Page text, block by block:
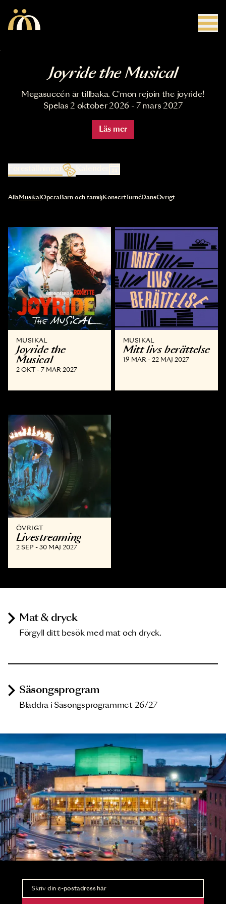
Joyride the Musical
Megasuccén är tillbaka. C'mon rejoin the joyride!
Spelas 2 oktober 2026 - 7 mars 2027
Läs mer
Kalender
Val av kategori uppdaterar innehållet automatiskt
AllaMusikal OperaBarn och familjKonsertTurnéDansÖvrigt
MUSIKAL
Joyride the
Musical
2 OKT - 7 MAR 2027
MUSIKAL
Mitt livs berättelse
19 MAR - 22 MAJ 2027
ÖVRIGT
Livestreaming
2 SEP - 30 MAJ 2027
Mat & dryck
Förgyll ditt besök med mat och dryck.
Säsongsprogram
Bläddra i Säsongsprogrammet 26/27
Nyhetsbrev
Ta del av förhandsinformation och biljettsläpp.